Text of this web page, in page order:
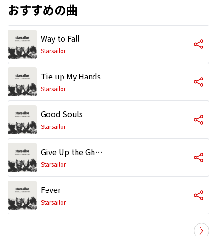
おすすめの曲
Way to Fall
Starsailor
Tie up My Hands
Starsailor
Good Souls
Starsailor
Give Up the Ghost
Starsailor
Fever
Starsailor